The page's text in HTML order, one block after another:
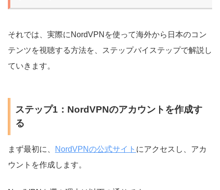
それでは、実際にNordVPNを使って海外から日本のコン
テンツを視聴する方法を、ステップバイステップで解説し
ていきます。
ステップ1：NordVPNのアカウントを作成す
る
まず最初に、 NordVPNの公式サイト にアクセスし、アカ
ウントを作成します。